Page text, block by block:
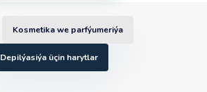
Kosmetika we parfýumeriýa
Depilýasiýa üçin harytlar